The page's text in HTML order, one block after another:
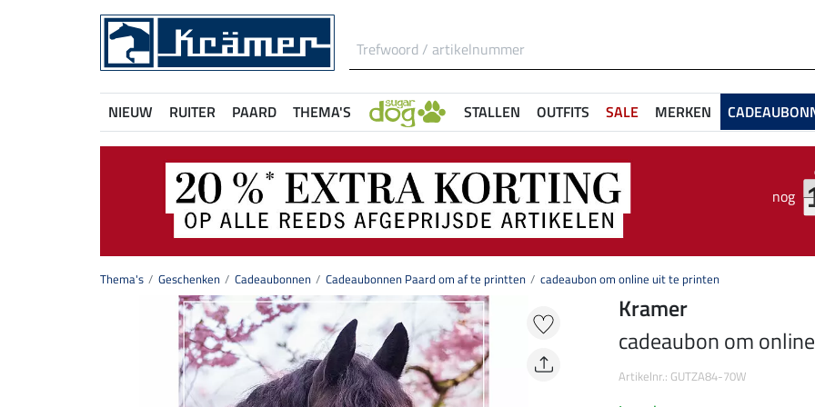
NIEUW RUITER PAARD THEMA'S STALLEN OUTFITS SALE MERKEN
nog
Thema's Geschenken Cadeaubonnen Cadeaubonnen Paard om af te printten cadeaubon om online uit te printen
Kramer
cadeaubon om
Artikelnr.: GUTZA84-70W